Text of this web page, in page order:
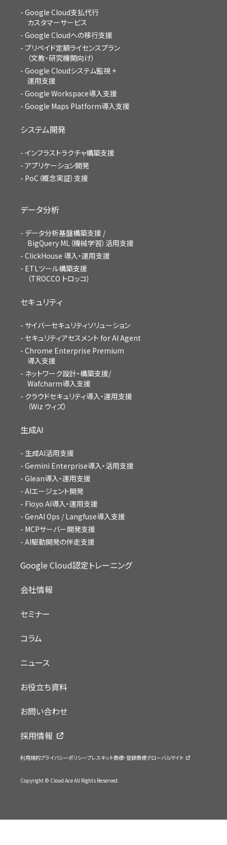
Google Cloud支払代行
カスタマーサービス
Google Cloudへの移行支援
プリペイド定額ライセンスプラン
（文教・研究機関向け）
Google Cloudシステム監視 +
運用支援
Google Workspace導入支援
Google Maps Platform導入支援
システム開発
インフラストラクチャ構築支援
アプリケーション開発
PoC（概念実証）支援
データ分析
データ分析基盤構築支援 /
BigQuery ML（機械学習）活用支援
ClickHouse 導入・運用支援
ETLツール構築支援
（TROCCO トロッコ）
セキュリティ
サイバーセキュリティソリューション
セキュリティアセスメント for AI Agent
Chrome Enterprise Premium
導入支援
ネットワーク設計・構築支援/
Wafcharm導入支援
クラウドセキュリティ導入・運用支援
（Wiz ウィズ）
生成AI
生成AI活用支援
Gemini Enterprise導入・活用支援
Glean導入・運用支援
AIエージェント開発
Floyo AI導入・運用支援
GenAI Ops / Langfuse導入支援
MCPサーバー開発支援
AI駆動開発の伴走支援
Google Cloud認定トレーニング
会社情報
セミナー
コラム
ニュース
お役立ち資料
お問い合わせ
採用情報
利用規約プライバシーポリシープレスキット商標・登録商標グローバルサイト
Copyright © Cloud Ace All Rights Reserved.